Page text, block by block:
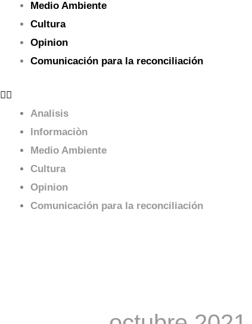
Medio Ambiente
Cultura
Opinion
Comunicación para la reconciliación
Analisis
Informaciòn
Medio Ambiente
Cultura
Opinion
Comunicación para la reconciliación